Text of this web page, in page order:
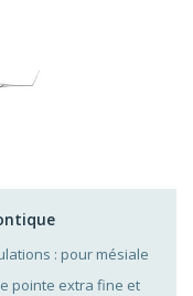
: pour mésiale
pointe extra fine et